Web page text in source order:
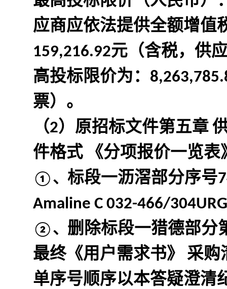
应商应依法提供全额增值
159,216.92元（含税，供
高投标限价为：
票）。
（2）原招标文件第五章
件格式 《分项报价一览
①、 标段一沥滘部分序号
Amaline C 032-466/
②、 删除标段一猎德部分
最终《用户需求书》 采
单序号顺序以本答疑澄清